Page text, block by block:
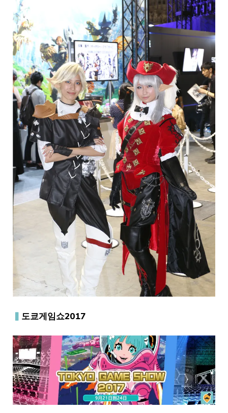
▍ 도쿄게임쇼2017